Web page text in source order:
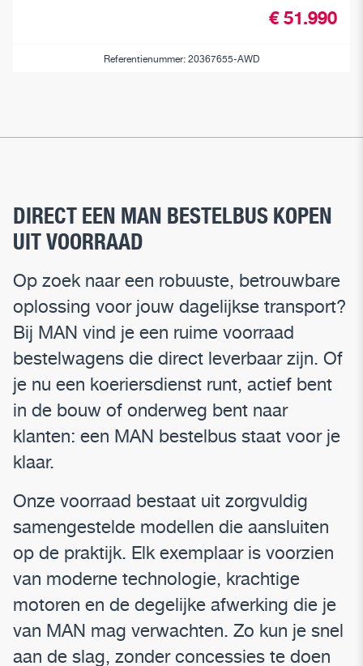
€ 51.990
Referentienummer: 20367655-AWD
DIRECT EEN MAN BESTELBUS KOPEN
UIT VOORRAAD
Op zoek naar een robuuste, betrouwbare
oplossing voor jouw dagelijkse transport?
Bij MAN vind je een ruime voorraad
bestelwagens die direct leverbaar zijn. Of
je nu een koeriersdienst runt, actief bent
in de bouw of onderweg bent naar
klanten: een MAN bestelbus staat voor je
klaar.
Onze voorraad bestaat uit zorgvuldig
samengestelde modellen die aansluiten
op de praktijk. Elk exemplaar is voorzien
van moderne technologie, krachtige
motoren en de degelijke afwerking die je
van MAN mag verwachten. Zo kun je snel
aan de slag, zonder concessies te doen